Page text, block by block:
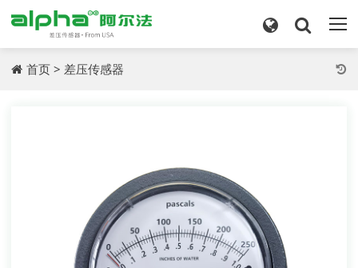
首页 > 差压传感器